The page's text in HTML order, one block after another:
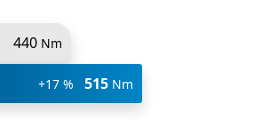
440 Nm
+17 % 515 Nm